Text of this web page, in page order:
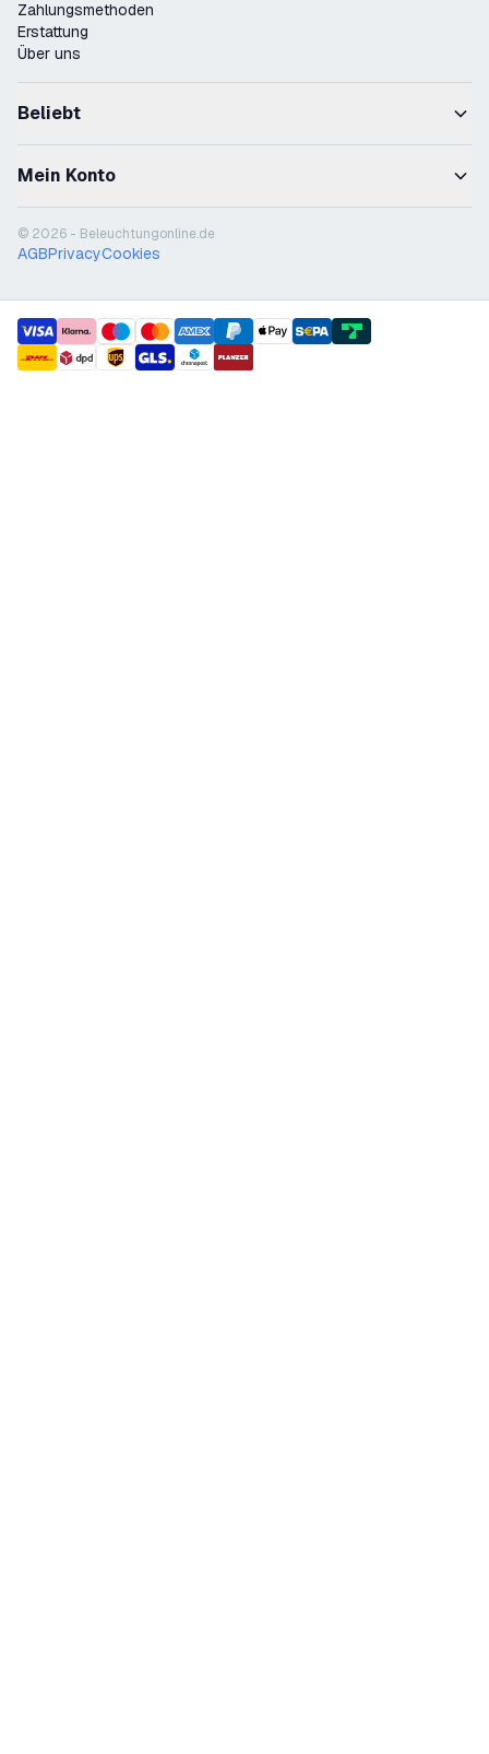
Zahlungsmethoden
Erstattung
Über uns
Beliebt
Mein Konto
© 2026 - Beleuchtungonline.de
AGBPrivacyCookies
payment methods
shipment methods